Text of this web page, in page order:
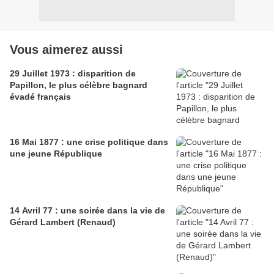
Vous aimerez aussi
29 Juillet 1973 : disparition de
Papillon, le plus célèbre bagnard
évadé français
16 Mai 1877 : une crise politique dans
une jeune République
14 Avril 77 : une soirée dans la vie de
Gérard Lambert (Renaud)